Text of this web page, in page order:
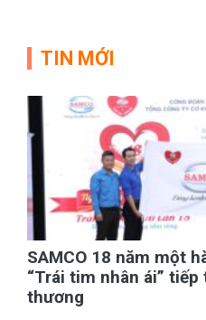
TIN MỚI
SAMCO 18 năm một
“Trái tim nhân ái”
thương